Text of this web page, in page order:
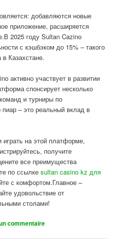
добавляются новые
приложение, расширяется
2025 году Sultan Cazino
с кэшбэком до 15% – такого
в Казахстане.
активно участвует в развитии
спонсирует несколько
и турниры по
пиар – это реальный вклад в
на этой платформе,
получите
все преимущества
по ссылкеsultan casino kz для
с комфортом.Главное –
удовольствие от
столами!
commentaire